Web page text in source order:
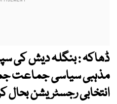
ڈھاکہ : بنگلہ دیش کی
مذہبی سیاسی جماعت
انتخابی رجسٹریشن بحال